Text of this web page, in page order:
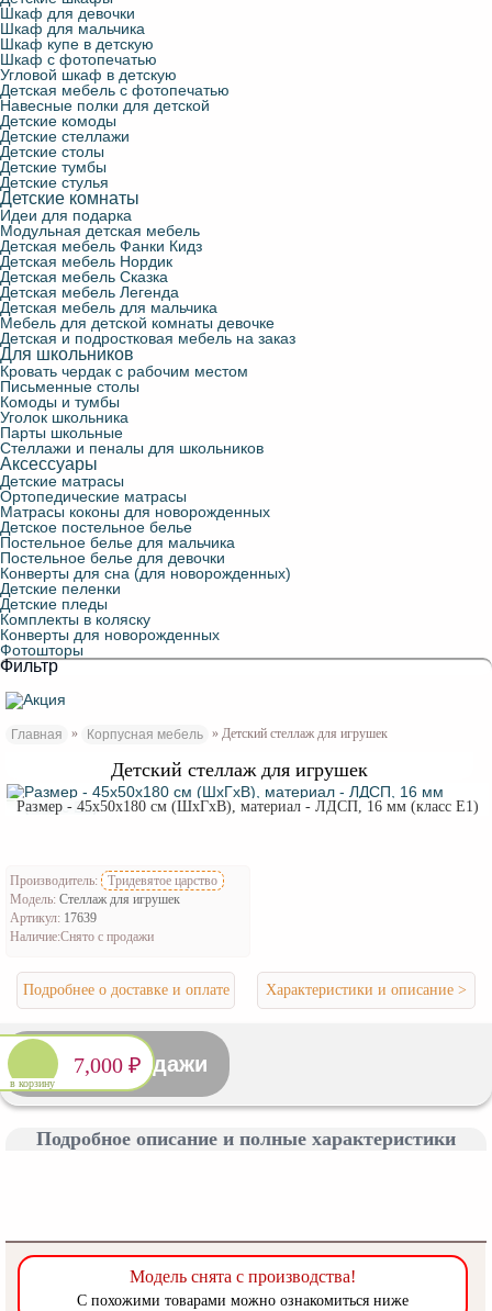
Шкаф для девочки
Шкаф для мальчика
Шкаф купе в детскую
Шкаф с фотопечатью
Угловой шкаф в детскую
Детская мебель с фотопечатью
Навесные полки для детской
Детские комоды
Детские стеллажи
Детские столы
Детские тумбы
Детские стулья
Детские комнаты
Идеи для подарка
Модульная детская мебель
Детская мебель Фанки Кидз
Детская мебель Нордик
Детская мебель Сказка
Детская мебель Легенда
Детская мебель для мальчика
Мебель для детской комнаты девочке
Детская и подростковая мебель на заказ
Для школьников
Кровать чердак с рабочим местом
Письменные столы
Комоды и тумбы
Уголок школьника
Парты школьные
Стеллажи и пеналы для школьников
Аксессуары
Детские матрасы
Ортопедические матрасы
Матрасы коконы для новорожденных
Детское постельное белье
Постельное белье для мальчика
Постельное белье для девочки
Конверты для сна (для новорожденных)
Детские пеленки
Детские пледы
Комплекты в коляску
Конверты для новорожденных
Фотошторы
Фильтр
Главная » Корпусная мебель » Детский стеллаж для игрушек
Детский стеллаж для игрушек
Размер - 45х50х180 см (ШхГхВ), материал - ЛДСП, 16 мм (класс Е1)
Производитель:
Тридевятое царство
Модель: Стеллаж для игрушек
Артикул: 17639
Наличие:Снято с продажи
Подробнее о доставке и оплате Характеристики и описание >
в корзину
7,000 ₽
Снято с продажи
Подробное описание и полные характеристики
Модель снята с производства!